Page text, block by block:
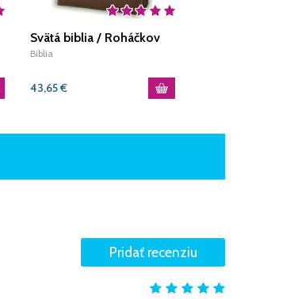
Svätá biblia / Roháčkov
preklad, so zipsom, s
Biblia
43,65€